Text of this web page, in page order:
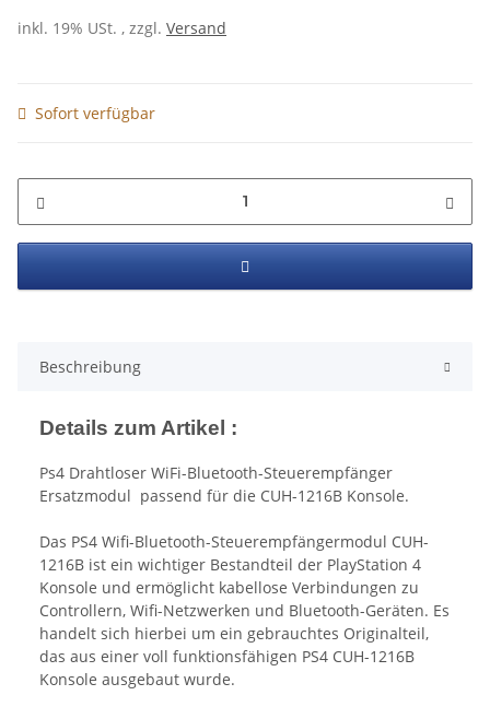
inkl. 19% USt. , zzgl. Versand
Sofort verfügbar
Beschreibung
Details zum Artikel :
Ps4 Drahtloser WiFi-Bluetooth-Steuerempfänger
Ersatzmodul passend für die CUH-1216B Konsole.
Das PS4 Wifi-Bluetooth-Steuerempfängermodul CUH-
1216B ist ein wichtiger Bestandteil der PlayStation 4
Konsole und ermöglicht kabellose Verbindungen zu
Controllern, Wifi-Netzwerken und Bluetooth-Geräten. Es
handelt sich hierbei um ein gebrauchtes Originalteil,
das aus einer voll funktionsfähigen PS4 CUH-1216B
Konsole ausgebaut wurde.